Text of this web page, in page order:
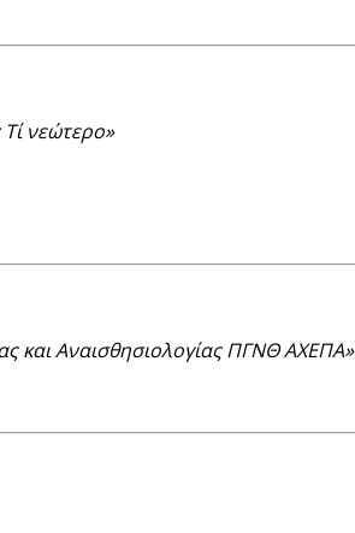
νεώτερο»
και Αναισθησιολογίας ΠΓΝΘ ΑΧΕΠΑ»